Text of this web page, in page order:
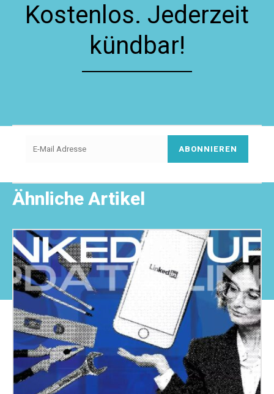
Kostenlos. Jederzeit
kündbar!
ABONNIEREN
Ähnliche Artikel